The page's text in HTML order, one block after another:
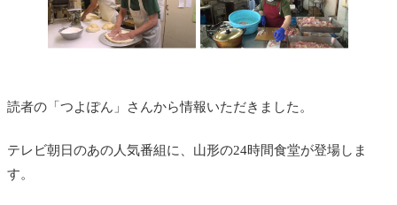
読者の「つよぽん」さんから情報いただきました。
テレビ朝日のあの人気番組に、山形の24時間食堂が登場しま
す。